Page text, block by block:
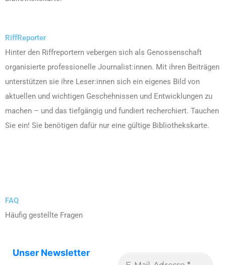
RiffReporter
Hinter den Riffreportern vebergen sich als Genossenschaft
organisierte professionelle Journalist:innen. Mit ihren Beiträgen
unterstützen sie ihre Leser:innen sich ein eigenes Bild von
aktuellen und wichtigen Geschehnissen und Entwicklungen zu
machen – und das tiefgängig und fundiert recherchiert. Tauchen
Sie ein! Sie benötigen dafür nur eine gültige Bibliothekskarte.
FAQ
Häufig gestellte Fragen
Unser Newsletter